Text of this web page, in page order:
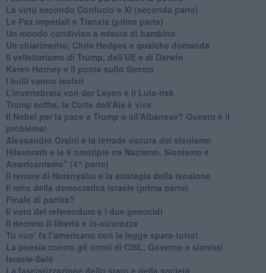
​La virtù secondo Confucio e Xi (seconda parte)
Le Pax imperiali e Tianxia (prima parte)
Un mondo condiviso a misura di bambino
​Un chiarimento, Chris Hedges e qualche domanda
Il velleitarismo di Trump, dell’UE e di Darwin
​Karen Horney e il ponte sullo Stretto
​I bulli vanno isolati
L’invertebrata von der Leyen e il Lula-risk
Trump soffre, la Corte dell'Aia è viva
​Il Nobel per la pace a Trump o all’Albanese? Questo è il
problema!
​Alessandro Orsini e la tetrade oscura del sionismo
​Hilsenrath e le 9 omotipie tra Nazismo, Sionismo e
Americanismo" (4^ parte)
​Il terrore di Netanyahu e la strategia della tensione
Il mito della democratica Israele (prima parte)
​Finale di partita?
​Il voto del referendum e i due genocidi
Il decreto il-libertà e in-sicurezza
Tu vuo’ fa l’americano con la legge spara-tutto!
La poesia contro gli orrori di CISL, Governo e sionisti
Israele-Salò
​La fascistizzazione dello stato e della società